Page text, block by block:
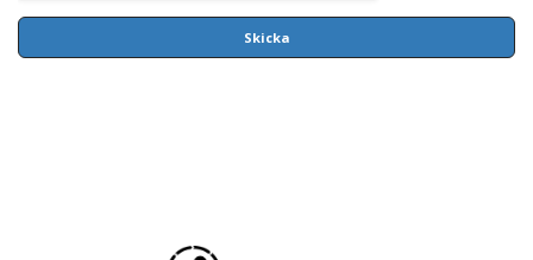
Skicka